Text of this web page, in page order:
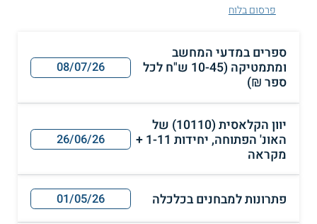
פרסום בלוח
ספרים במדעי המחשב
ומתמטיקה (10-45 ש"ח לכל
ספר ₪)
08/07/26
יוון הקלאסית (10110) של
האונ' הפתוחה, יחידות 1-11 +
מקראה
26/06/26
פתרונות למבחנים בכלכלה 01/05/26